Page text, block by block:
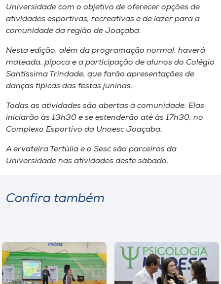
Store
Selecione
o idioma
A+
A-
Universidade com o objetivo de oferecer opções de
atividades esportivas, recreativas e de lazer para a
comunidade da região de Joaçaba.
Nesta edição, além da programação normal, haverá
mateada, pipoca e a participação de alunos do Colégio
Santíssima Trindade, que farão apresentações de
danças típicas das festas juninas.
Todas as atividades são abertas à comunidade. Elas
iniciarão às 13h30 e se estenderão até às 17h30, no
Complexo Esportivo da Unoesc Joaçaba.
A ervateira Tertúlia e o Sesc são parceiros da
Universidade nas atividades deste sábado.
Confira também